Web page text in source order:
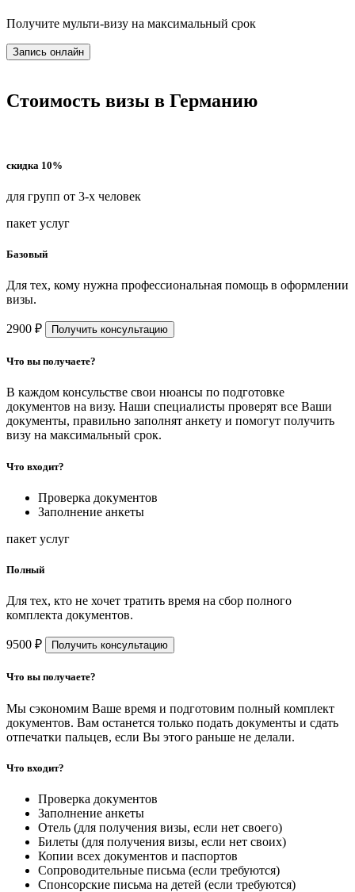
Получите мульти-визу на максимальный срок
Запись онлайн
Стоимость визы в Германию
скидка 10%
для групп от 3-х человек
пакет услуг
Базовый
Для тех, кому нужна профессиональная помощь в оформлении
визы.
2900 ₽ Получить консультацию
Что вы получаете?
В каждом консульстве свои нюансы по подготовке
документов на визу. Наши специалисты проверят все Ваши
документы, правильно заполнят анкету и помогут получить
визу на максимальный срок.
Что входит?
Проверка документов
Заполнение анкеты
пакет услуг
Полный
Для тех, кто не хочет тратить время на сбор полного
комплекта документов.
9500 ₽ Получить консультацию
Что вы получаете?
Мы сэкономим Ваше время и подготовим полный комплект
документов. Вам останется только подать документы и сдать
отпечатки пальцев, если Вы этого раньше не делали.
Что входит?
Проверка документов
Заполнение анкеты
Отель (для получения визы, если нет своего)
Билеты (для получения визы, если нет своих)
Копии всех документов и паспортов
Сопроводительные письма (если требуются)
Спонсорские письма на детей (если требуются)